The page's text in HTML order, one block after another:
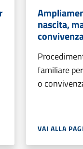
nascita,
familiare
o
VAI ALLA